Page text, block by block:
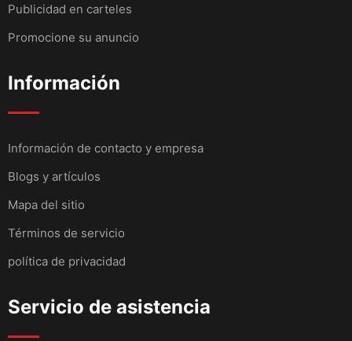
Publicidad en carteles
Promocione su anuncio
Información
Información de contacto y empresa
Blogs y artículos
Mapa del sitio
Términos de servicio
política de privacidad
Servicio de asistencia